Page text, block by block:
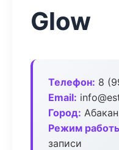
Glow
Телефон: 8
Email:
Город: Абакан
Режим
записи